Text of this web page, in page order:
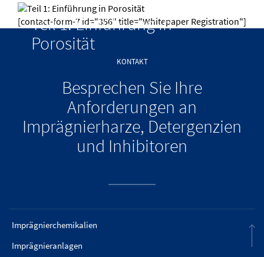
Teil 1: Einführung in
Porosität
[contact-form-7 id="356" title="Whitepaper Registration"]
KONTAKT
Besprechen Sie Ihre
Anforderungen an
Imprägnierharze, Detergenzien
und Inhibitoren
Imprägnierchemikalien
Imprägnieranlagen